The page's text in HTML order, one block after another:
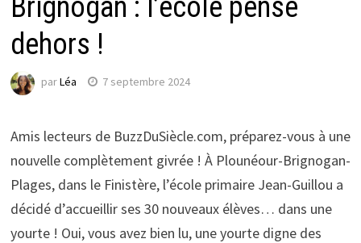
Brignogan : l’école pense
dehors !
parLéa 7 septembre 2024
Amis lecteurs de BuzzDuSiècle.com, préparez-vous à une
nouvelle complètement givrée ! À Plounéour-Brignogan-
Plages, dans le Finistère, l’école primaire Jean-Guillou a
décidé d’accueillir ses 30 nouveaux élèves… dans une
yourte ! Oui, vous avez bien lu, une yourte digne des